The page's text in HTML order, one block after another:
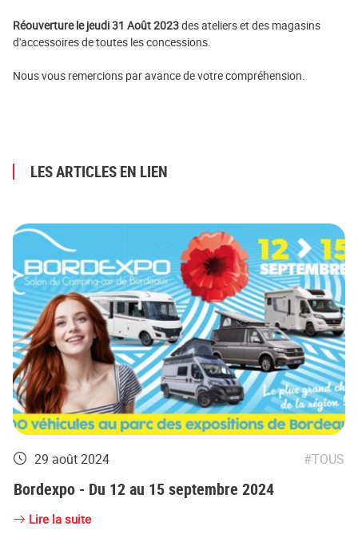
Réouverture le jeudi 31 Août 2023des ateliers et des magasins
d'accessoires de toutes les concessions.
Nous vous remercions par avance de votre compréhension.
LES ARTICLES EN LIEN
29 août 2024 TOUS
Bordexpo - Du 12 au 15 septembre 2024
Lire la suite